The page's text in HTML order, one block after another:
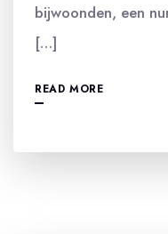
bijwoonden, een
[…]
READ MORE